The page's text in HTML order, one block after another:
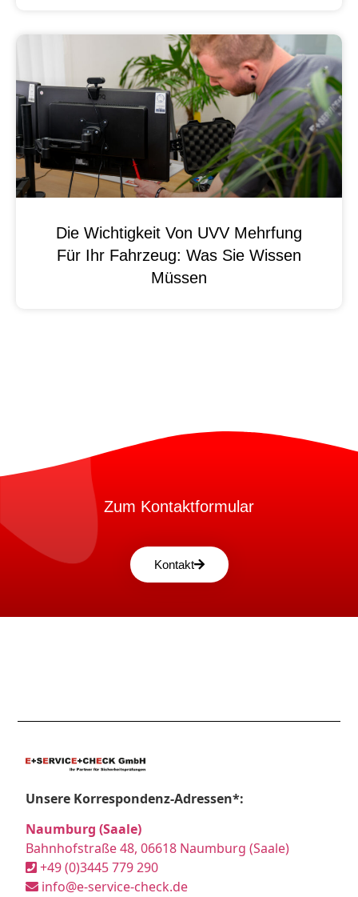
Die Wichtigkeit Von UVV Mehrfung
Für Ihr Fahrzeug: Was Sie Wissen
Müssen
Zum Kontaktformular
Kontakt
Unsere Korrespondenz-Adressen*:
Naumburg (Saale)
Bahnhofstraße 48, 06618 Naumburg (Saale)
+49 (0)3445 779 290
info@e-service-check.de